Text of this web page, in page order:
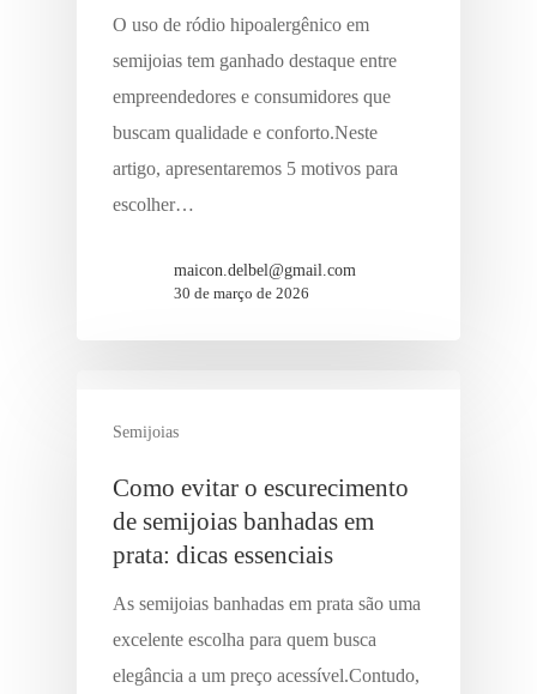
O uso de ródio hipoalergênico em
semijoias tem ganhado destaque entre
empreendedores e consumidores que
buscam qualidade e conforto.Neste
artigo, apresentaremos 5 motivos para
escolher…
maicon.delbel@gmail.com
30 de março de 2026
Semijoias
Como evitar o escurecimento
de semijoias banhadas em
prata: dicas essenciais
As semijoias banhadas em prata são uma
excelente escolha para quem busca
elegância a um preço acessível.Contudo,